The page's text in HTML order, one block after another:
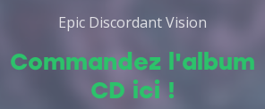
Epic Discordant Vision
Commandez l'album
CD ici !